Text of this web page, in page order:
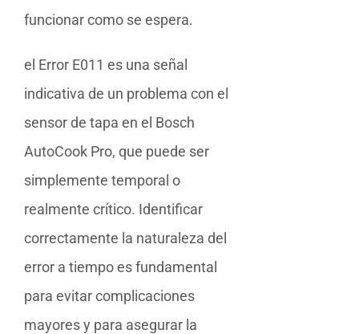
funcionar como se espera.
el Error E011 es una señal
indicativa de un problema con el
sensor de tapa en el Bosch
AutoCook Pro, que puede ser
simplemente temporal o
realmente crítico. Identificar
correctamente la naturaleza del
error a tiempo es fundamental
para evitar complicaciones
mayores y para asegurar la